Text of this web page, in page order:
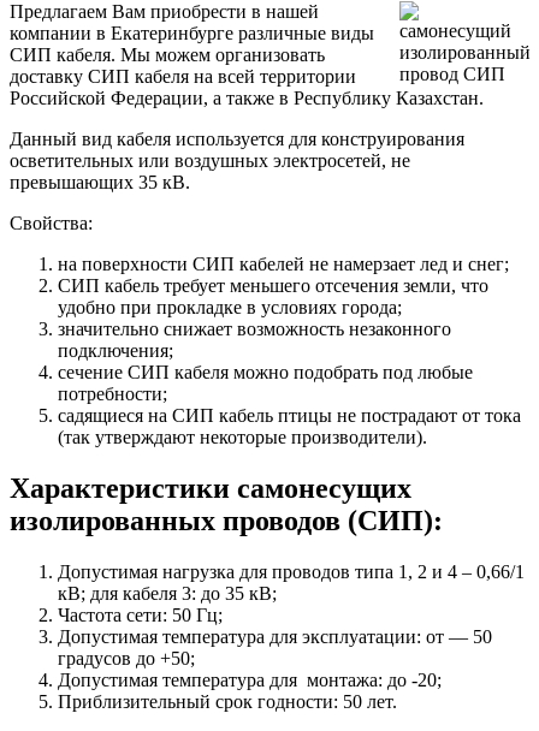
Предлагаем Вам приобрести в нашей
компании в Екатеринбурге различные виды
СИП кабеля. Мы можем организовать
доставку СИП кабеля на всей территории
Российской Федерации, а также в Республику Казахстан.
Данный вид кабеля используется для конструирования
осветительных или воздушных электросетей, не
превышающих 35 кВ.
Свойства:
на поверхности СИП кабелей не намерзает лед и снег;
СИП кабель требует меньшего отсечения земли, что
удобно при прокладке в условиях города;
значительно снижает возможность незаконного
подключения;
сечение СИП кабеля можно подобрать под любые
потребности;
садящиеся на СИП кабель птицы не пострадают от тока
(так утверждают некоторые производители).
Характеристики самонесущих
изолированных проводов (СИП):
Допустимая нагрузка для проводов типа 1, 2 и 4 – 0,66/1
кВ; для кабеля 3: до 35 кВ;
Частота сети: 50 Гц;
Допустимая температура для эксплуатации: от — 50
градусов до +50;
Допустимая температура для монтажа: до -20;
Приблизительный срок годности: 50 лет.